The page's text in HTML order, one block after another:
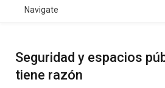
Navigate
Seguridad y espacios
tiene razón